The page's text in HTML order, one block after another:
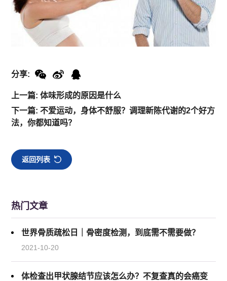
上一篇: 体味形成的原因是什么
下一篇: 不爱运动，身体不舒服？调理新陈代谢的2个好方
法，你都知道吗？
分享:
返回列表
热门文章
世界骨质疏松日｜骨密度检测，到底需不需要做？
2021-10-20
体检查出甲状腺结节应该怎么办？不复查真的会癌变